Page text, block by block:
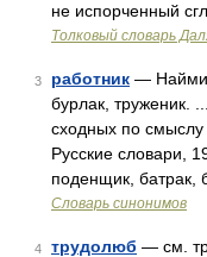
не испорченный
Толковый словарь
3 работник —
бурлак, труженик.
сходных по
Русские словари,
поденщик, батрак,
Словарь синонимов
4 трудолюб — см.